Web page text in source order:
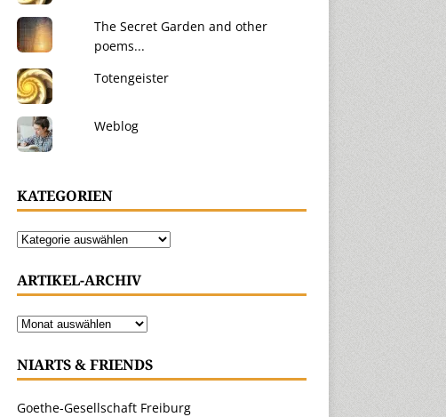
The Secret Garden and other
poems...
Totengeister
Weblog
KATEGORIEN
ARTIKEL-ARCHIV
NIARTS & FRIENDS
Goethe-Gesellschaft Freiburg